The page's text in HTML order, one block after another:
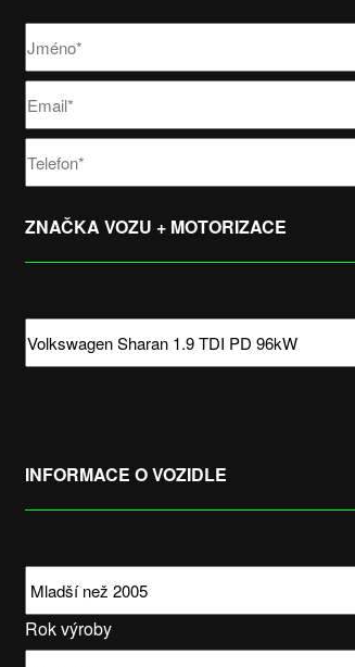
ZNAČKA VOZU + MOTORIZACE
INFORMACE O VOZIDLE
Rok výroby